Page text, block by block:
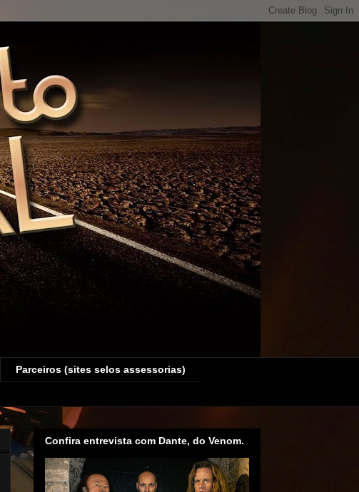
Parceiros (sites selos assessorias)
Confira entrevista com Dante, do Venom.